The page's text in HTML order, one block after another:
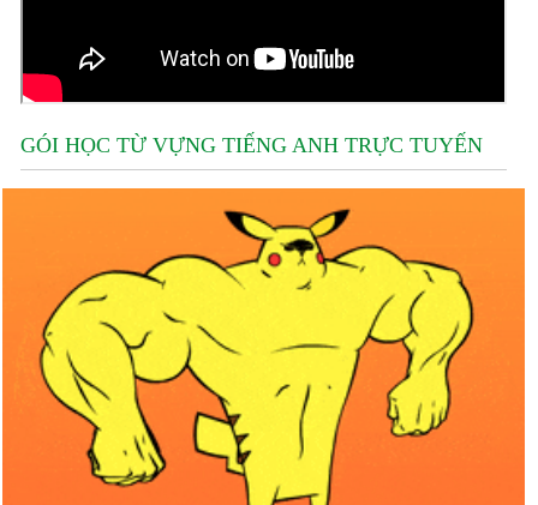
GÓI HỌC TỪ VỰNG TIẾNG ANH TRỰC TUYẾN